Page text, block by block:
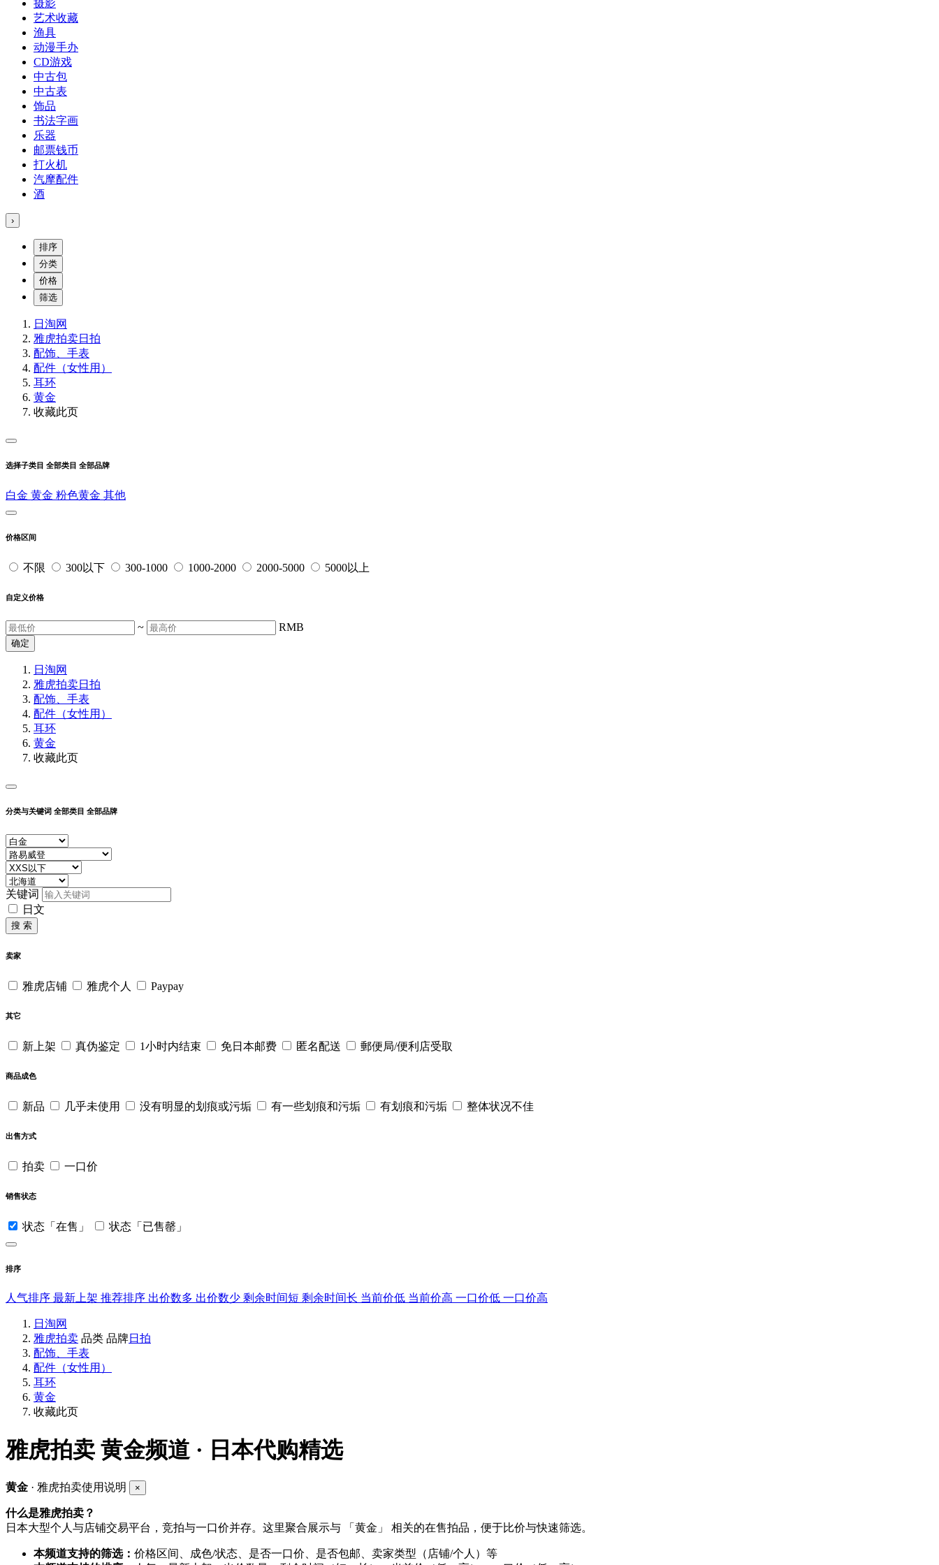
摄影
艺术收藏
渔具
动漫手办
CD游戏
中古包
中古表
饰品
书法字画
乐器
邮票钱币
打火机
汽摩配件
酒
›
排序
分类
价格
筛选
日淘网
雅虎拍卖日拍
配饰、手表
配件（女性用）
耳环
黄金
收藏此页
选择子类目 全部类目 全部品牌
白金 黄金 粉色黄金 其他
价格区间
不限 300以下 300-1000 1000-2000 2000-5000 5000以上
自定义价格
~ RMB
确定
日淘网
雅虎拍卖日拍
配饰、手表
配件（女性用）
耳环
黄金
收藏此页
分类与关键词 全部类目 全部品牌
关键词
日文
搜 索
卖家
雅虎店铺 雅虎个人 Paypay
其它
新上架 真伪鉴定 1小时内结束 免日本邮费 匿名配送 郵便局/便利店受取
商品成色
新品 几乎未使用 没有明显的划痕或污垢 有一些划痕和污垢 有划痕和污垢 整体状况不佳
出售方式
拍卖 一口价
销售状态
状态「在售」 状态「已售罄」
排序
人气排序 最新上架 推荐排序 出价数多 出价数少 剩余时间短 剩余时间长 当前价低 当前价高 一口价低 一口价高
日淘网
雅虎拍卖 品类 品牌日拍
配饰、手表
配件（女性用）
耳环
黄金
收藏此页
雅虎拍卖 黄金频道 · 日本代购精选
黄金 · 雅虎拍卖使用说明 ×
什么是雅虎拍卖？
日本大型个人与店铺交易平台，竞拍与一口价并存。这里聚合展示与 「黄金」 相关的在售拍品，便于比价与快速筛选。
本频道支持的筛选： 价格区间、成色/状态、是否一口价、是否包邮、卖家类型（店铺/个人）等